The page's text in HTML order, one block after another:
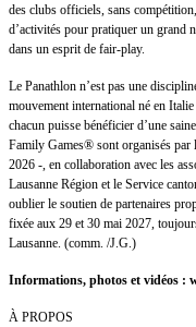
des clubs officiels, sans
d’activités pour pratiquer un grand
dans un esprit de fair-play.
Le Panathlon n’est pas une
mouvement international né en
chacun puisse bénéficier d’une
Family Games® sont organisés par
2026 -, en collaboration avec les
Lausanne Région et le Service
oublier le soutien de partenaires
fixée aux 29 et 30 mai 2027,
Lausanne. (comm. /J.G.)
Informations, photos et vidéos :
À PROPOS